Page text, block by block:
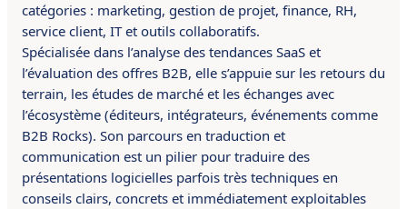
catégories : marketing, gestion de projet, finance, RH,
service client, IT et outils collaboratifs.
Spécialisée dans l’analyse des tendances SaaS et
l’évaluation des offres B2B, elle s’appuie sur les retours du
terrain, les études de marché et les échanges avec
l’écosystème (éditeurs, intégrateurs, événements comme
B2B Rocks). Son parcours en traduction et
communication est un pilier pour traduire des
présentations logicielles parfois très techniques en
conseils clairs, concrets et immédiatement exploitables